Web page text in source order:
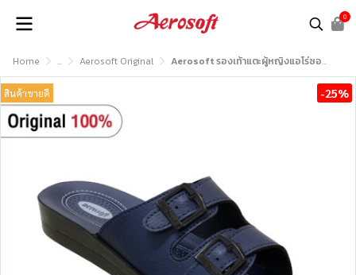
0
Home ... Aerosoft Original Aerosoft รองเท้าแตะผู้หญิงแอโร่ซอฟรุ่น LA2101
สินค้าขายดี -25%